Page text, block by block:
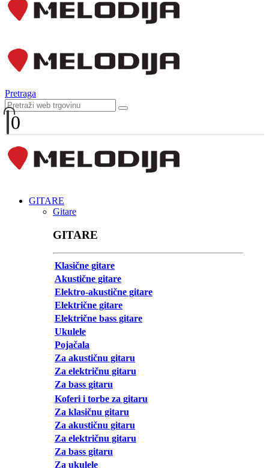
Pretraga
0
GITARE
Gitare
GITARE
Klasične gitare
Akustične gitare
Elektro-akustične gitare
Električne gitare
Električne bass gitare
Ukulele
Pojačala
Za akustičnu gitaru
Za električnu gitaru
Za bass gitaru
Koferi i torbe za gitaru
Za klasičnu gitaru
Za akustičnu gitaru
Za električnu gitaru
Za bass gitaru
Za ukulele